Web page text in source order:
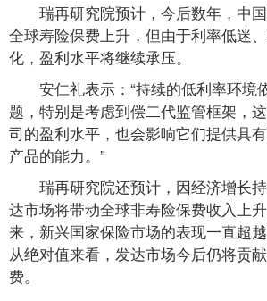
瑞再研究院预计，今后数年，中
全球寿险保费上升，但由于利率低迷
化，盈利水平将继续承压。
安仁礼表示：“持续的低利率环境
题，特别是考虑到偿二代监管框架，
司的盈利水平，也会影响它们提供具
产品的能力。”
瑞再研究院还预计，因经济增长
达市场将带动全球非寿险保费收入上
来，新兴国家保险市场的表现一直超
从绝对值来看，发达市场今后仍将贡
费。